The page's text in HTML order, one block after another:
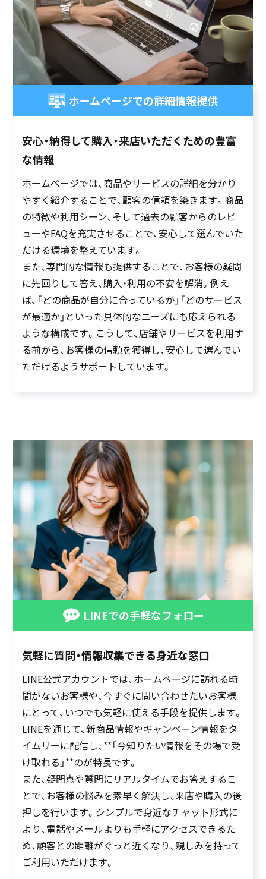
ホームページでの詳細情報提供
安心・納得して購入・来店いただくための豊富
な情報
ホームページでは、商品やサービスの詳細を分かり
やすく紹介することで、顧客の信頼を築きます。商品
の特徴や利用シーン、そして過去の顧客からのレビ
ューやFAQを充実させることで、安心して選んでいた
だける環境を整えています。
また、専門的な情報も提供することで、お客様の疑問
に先回りして答え、購入・利用の不安を解消。例え
ば、「どの商品が自分に合っているか」「どのサービス
が最適か」といった具体的なニーズにも応えられる
ような構成です。こうして、店舗やサービスを利用す
る前から、お客様の信頼を獲得し、安心して選んでい
ただけるようサポートしています。
LINEでの手軽なフォロー
気軽に質問・情報収集できる身近な窓口
LINE公式アカウントでは、ホームページに訪れる時
間がないお客様や、今すぐに問い合わせたいお客様
にとって、いつでも気軽に使える手段を提供します。
LINEを通じて、新商品情報やキャンペーン情報をタ
イムリーに配信し、**「今知りたい情報をその場で受
け取れる」**のが特長です。
また、疑問点や質問にリアルタイムでお答えするこ
とで、お客様の悩みを素早く解決し、来店や購入の後
押しを行います。シンプルで身近なチャット形式に
より、電話やメールよりも手軽にアクセスできるた
め、顧客との距離がぐっと近くなり、親しみを持って
ご利用いただけます。